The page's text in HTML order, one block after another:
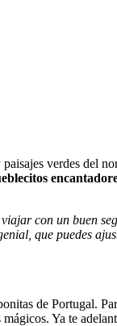
verdes del
con un buen
que puedes
de Portugal.
Ya te